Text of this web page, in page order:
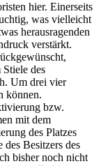
hier. Einerseits
was vielleicht
herausragenden
verstärkt.
des
Um drei vier
können.
bzw.
mit dem
des Platzes
Besitzers des
bisher noch nicht